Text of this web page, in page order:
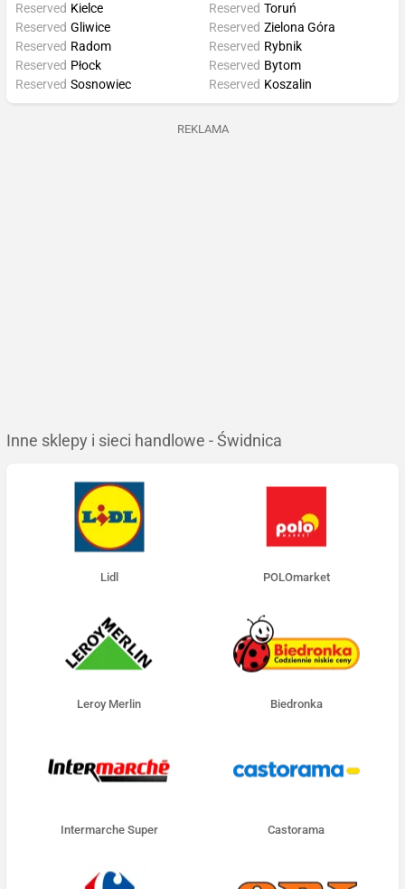
Reserved Kielce Reserved Toruń
Reserved Gliwice
Reserved Radom
Reserved Płock
Reserved Sosnowiec
Reserved Zielona Góra
Reserved Rybnik
Reserved Bytom
Reserved Koszalin
REKLAMA
Inne sklepy i sieci handlowe - Świdnica
Lidl POLOmarket
Leroy Merlin Biedronka
Intermarche Super Castorama